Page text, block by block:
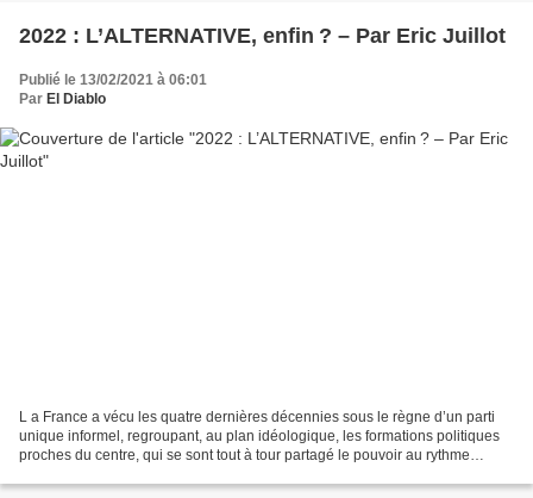
2022 : L’ALTERNATIVE, enfin ? – Par Eric Juillot
Publié le 13/02/2021 à 06:01
Par El Diablo
L a France a vécu les quatre dernières décennies sous le règne d’un parti
unique informel, regroupant, au plan idéologique, les formations politiques
proches du centre, qui se sont tout à tour partagé le pouvoir au rythme